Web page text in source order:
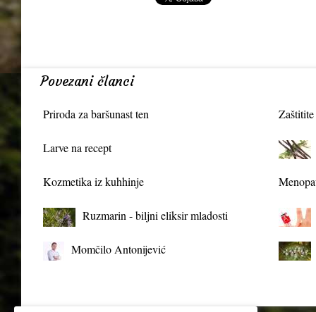
Povezani članci
Priroda za baršunast ten
Larve na recept
Kozmetika iz kuhhinje
Ruzmarin - biljni eliksir mladosti
Momčilo Antonijević